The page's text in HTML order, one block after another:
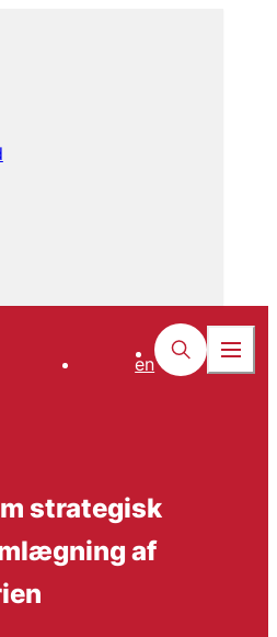
en
strategisk
af